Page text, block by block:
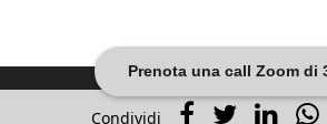
Prenota una call Zoom di
Condividi
Dariobanfi.it |Privacy